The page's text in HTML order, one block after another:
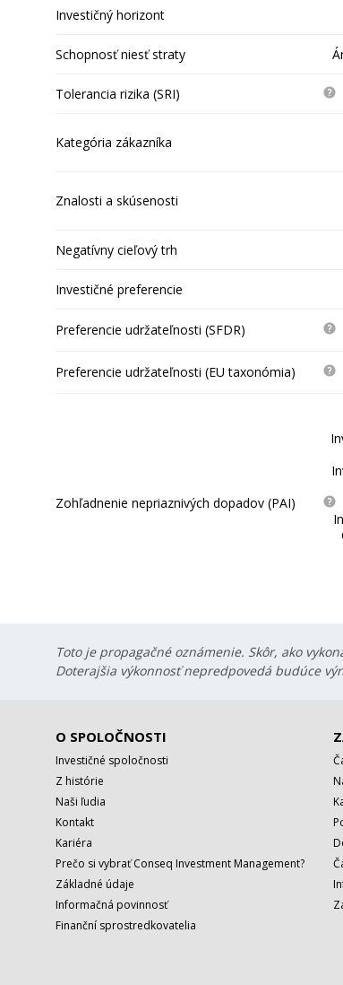
Investičný horizont
Schopnosť niesť straty
Tolerancia rizika (SRI)
Kategória zákazníka
Znalosti a skúsenosti
Negatívny cieľový trh
Investičné preferencie
Preferencie udržateľnosti (SFDR)
Preferencie udržateľnosti (EU taxonómia)
Zohľadnenie nepriaznivých dopadov (PAI)
Toto je propagačné oznámenie. Skôr, ako
Doterajšia výkonnosť nepredpovedá budúce
O SPOLOČNOSTI
Investičné spoločnosti
Z histórie
Naši ľudia
Kontakt
Kariéra
Prečo si vybrať Conseq Investment Management?
Základné údaje
Informačná povinnosť
Finanční sprostredkovatelia